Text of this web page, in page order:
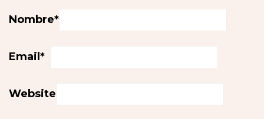
Nombre*
Email *
Website